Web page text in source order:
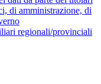
di amministrazione, di
regionali/provinciali